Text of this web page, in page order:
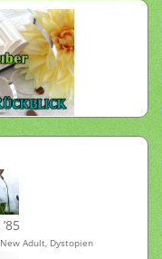
Adult, Dystopien